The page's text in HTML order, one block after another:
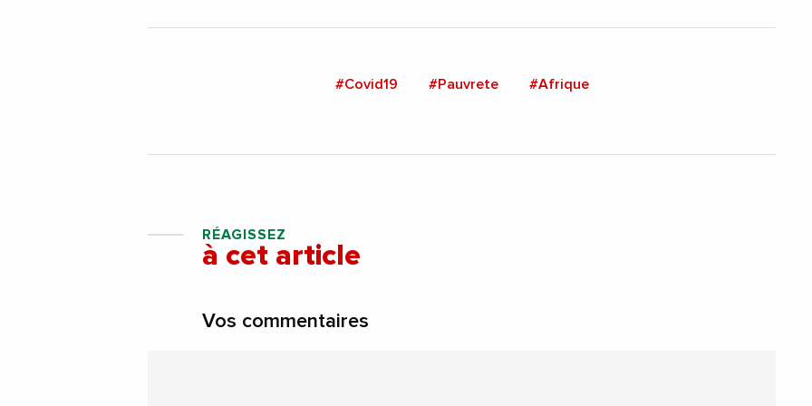
#Covid19 #Pauvrete #Afrique
RÉAGISSEZ
à cet article
Vos commentaires